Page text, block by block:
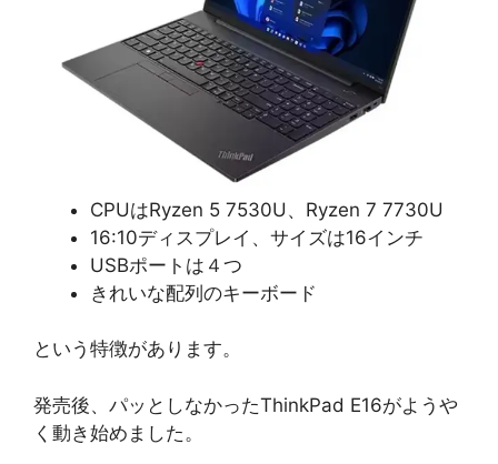
CPUはRyzen 5 7530U、Ryzen 7 7730U
16:10ディスプレイ、サイズは16インチ
USBポートは４つ
きれいな配列のキーボード
という特徴があります。
発売後、パッとしなかったThinkPad E16がようや
く動き始めました。